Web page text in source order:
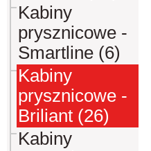
Kabiny
prysznicowe -
Smartline (6)
Kabiny
prysznicowe -
Briliant (26)
Kabiny